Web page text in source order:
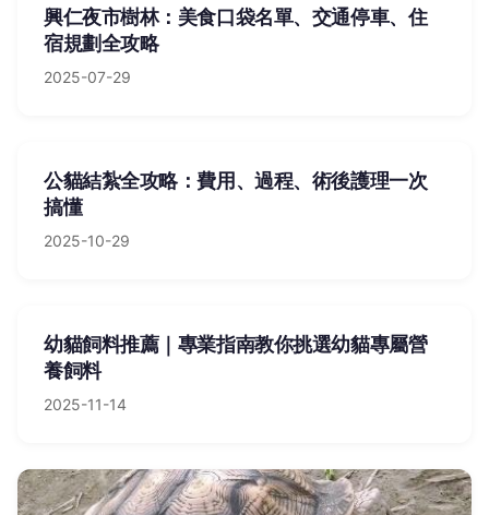
興仁夜市樹林：美食口袋名單、交通停車、住
宿規劃全攻略
2025-07-29
公貓結紮全攻略：費用、過程、術後護理一次
搞懂
2025-10-29
幼貓飼料推薦｜專業指南教你挑選幼貓專屬營
養飼料
2025-11-14